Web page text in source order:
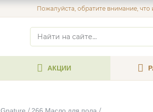
Пожалуйста, обратите внимание, что
АКЦИИ